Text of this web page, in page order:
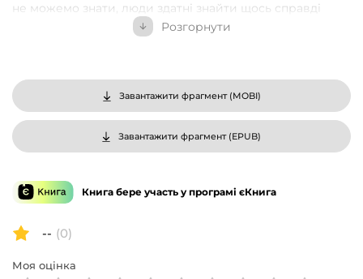
не можемо знати, люди здатні знайти щось справді
обґрунтована й зрозуміло написана, ця невелика книга
містить у собі тисячолітню мудрість, яка вчить бути
щасливим у непевності.
Розгорнути
Завантажити фрагмент (MOBI)
Завантажити фрагмент (EPUB)
Книга бере участь у програмі єКнига
-- (0)
Моя оцінка